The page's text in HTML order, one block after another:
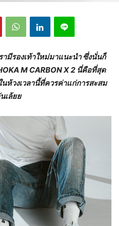
มีรองเท้าใหม่มาแนะนำ ซึ่งนั่นก็
M CARBON X 2 นี่คือที่สุด
ห้วงเวลานี้ที่ควรค่าแก่การสะสม
เล้ยย